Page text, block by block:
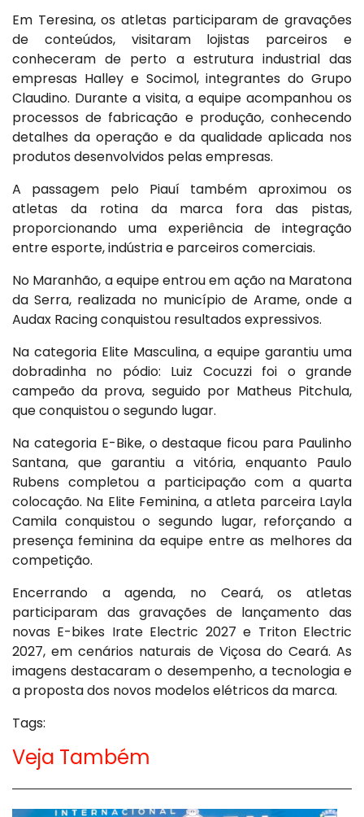
Em Teresina, os atletas participaram de gravações
de conteúdos, visitaram lojistas parceiros e
conheceram de perto a estrutura industrial das
empresas Halley e Socimol, integrantes do Grupo
Claudino. Durante a visita, a equipe acompanhou os
processos de fabricação e produção, conhecendo
detalhes da operação e da qualidade aplicada nos
produtos desenvolvidos pelas empresas.
A passagem pelo Piauí também aproximou os
atletas da rotina da marca fora das pistas,
proporcionando uma experiência de integração
entre esporte, indústria e parceiros comerciais.
No Maranhão, a equipe entrou em ação na Maratona
da Serra, realizada no município de Arame, onde a
Audax Racing conquistou resultados expressivos.
Na categoria Elite Masculina, a equipe garantiu uma
dobradinha no pódio: Luiz Cocuzzi foi o grande
campeão da prova, seguido por Matheus Pitchula,
que conquistou o segundo lugar.
Na categoria E-Bike, o destaque ficou para Paulinho
Santana, que garantiu a vitória, enquanto Paulo
Rubens completou a participação com a quarta
colocação. Na Elite Feminina, a atleta parceira Layla
Camila conquistou o segundo lugar, reforçando a
presença feminina da equipe entre as melhores da
competição.
Encerrando a agenda, no Ceará, os atletas
participaram das gravações de lançamento das
novas E-bikes Irate Electric 2027 e Triton Electric
2027, em cenários naturais de Viçosa do Ceará. As
imagens destacaram o desempenho, a tecnologia e
a proposta dos novos modelos elétricos da marca.
Tags:
Veja Também